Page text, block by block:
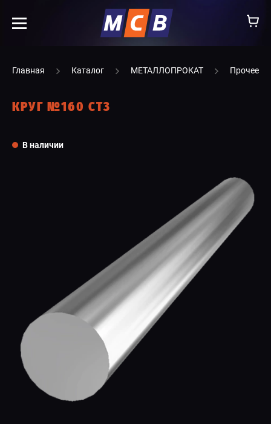
УСЛУГИ
КОНТАКТЫ
СПЕЦПРЕДЛОЖЕНИЕ
Главная Каталог МЕТАЛЛОПРОКАТ Прочее
КРУГ №160 СТ3
В наличии